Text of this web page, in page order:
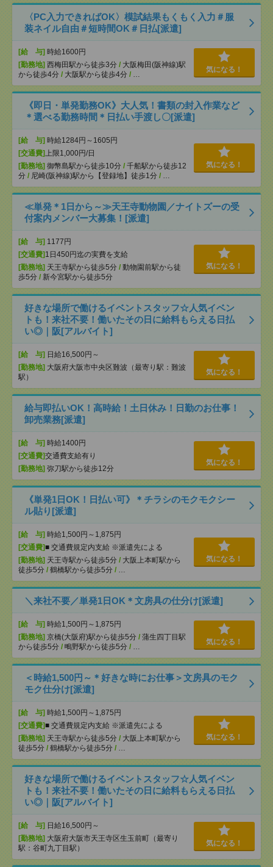
〈PC入力できればOK〉模試結果もくもく入力＃服
装ネイル自由＃短時間OK＃日払[派遣]
[給 与] 時給1600円
[勤務地] 西梅田駅から徒歩3分 / 大阪梅田(阪神線)駅
から徒歩4分 / 大阪駅から徒歩4分 / …
気になる！
《即日・単発勤務OK》大人気！書類の封入作業など
＊選べる勤務時間＊日払い手渡し〇[派遣]
[給 与] 時給1284円～1605円
[交通費] 上限1,000円/日
[勤務地] 御幣島駅から徒歩10分 / 千船駅から徒歩12
分 / 尼崎(阪神線)駅から【登録地】徒歩1分 / …
気になる！
≪単発＊1日から～≫天王寺動物園／ナイトズーの受
付案内メンバー大募集！[派遣]
[給 与] 1177円
[交通費] 1日450円迄の実費を支給
[勤務地] 天王寺駅から徒歩5分 / 動物園前駅から徒
歩5分 / 新今宮駅から徒歩5分
気になる！
好きな場所で働けるイベントスタッフ☆人気イベン
トも！来社不要！働いたその日に給料もらえる日払
い◎｜阪[アルバイト]
[給 与] 日給16,500円～
[勤務地] 大阪府大阪市中央区難波（最寄り駅：難波
駅）
気になる！
給与即払いOK！高時給！土日休み！日勤のお仕事！
卸売業務[派遣]
[給 与] 時給1400円
[交通費]交通費支給有り
[勤務地] 弥刀駅から徒歩12分
気になる！
《単発1日OK！日払い可》＊チラシのモクモクシー
ル貼り[派遣]
[給 与] 時給1,500円～1,875円
[交通費]■ 交通費規定内支給 ※派遣先による
[勤務地] 天王寺駅から徒歩5分 / 大阪上本町駅から
徒歩5分 / 鶴橋駅から徒歩5分 / …
気になる！
＼来社不要／単発1日OK＊文房具の仕分け[派遣]
[給 与] 時給1,500円～1,875円
[勤務地] 京橋(大阪府)駅から徒歩5分 / 蒲生四丁目駅
から徒歩5分 / 鴫野駅から徒歩5分 / …
気になる！
＜時給1,500円～＊好きな時にお仕事＞文房具のモク
モク仕分け[派遣]
[給 与] 時給1,500円～1,875円
[交通費]■ 交通費規定内支給 ※派遣先による
[勤務地] 天王寺駅から徒歩5分 / 大阪上本町駅から
徒歩5分 / 鶴橋駅から徒歩5分 / …
気になる！
好きな場所で働けるイベントスタッフ☆人気イベン
トも！来社不要！働いたその日に給料もらえる日払
い◎｜阪[アルバイト]
[給 与] 日給16,500円～
[勤務地] 大阪府大阪市天王寺区生玉前町（最寄り
駅：谷町九丁目駅）
気になる！